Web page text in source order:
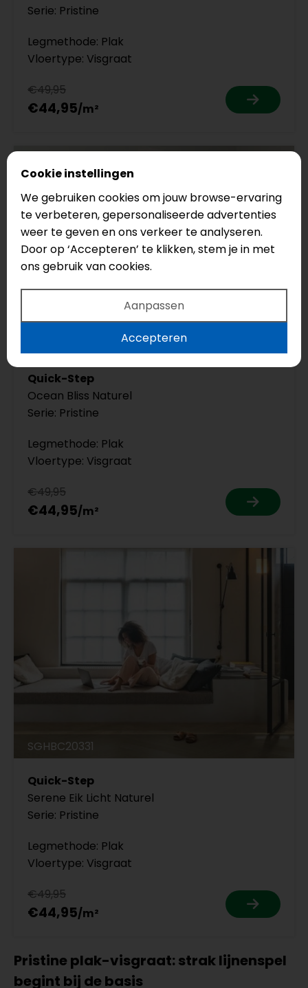
Serie: Pristine
Legmethode: Plak
Vloertype: Visgraat
€49,95
€44,95
Quick-Step
Ocean Bliss Naturel
Serie: Pristine
Legmethode: Plak
Vloertype: Visgraat
€49,95
€44,95
SGHBC20331
Quick-Step
Serene Eik Licht Naturel
Serie: Pristine
Legmethode: Plak
Vloertype: Visgraat
€49,95
€44,95
Pristine plak-visgraat: strak lijnenspel
begint bij de basis
Cookie instellingen
We gebruiken cookies om jouw browse-ervaring
te verbeteren, gepersonaliseerde advertenties
weer te geven en ons verkeer te analyseren.
Door op ‘Accepteren’ te klikken, stem je in met
ons gebruik van cookies.
Aanpassen
Accepteren